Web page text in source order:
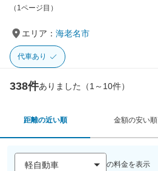
（1ページ目）
エリア： 海老名市
代車あり
338件ありました（1～10件）
距離の近い順 金額の安い順
の料金を表示